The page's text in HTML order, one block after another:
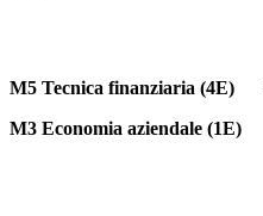
M5 Tecnica finanziaria (4E)
M3 Economia aziendale (1E)